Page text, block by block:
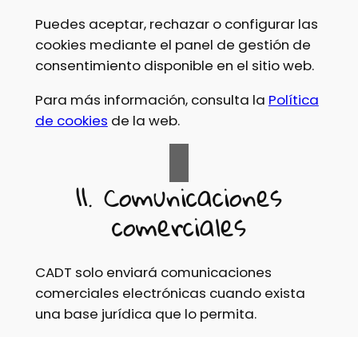
Puedes aceptar, rechazar o configurar las
cookies mediante el panel de gestión de
consentimiento disponible en el sitio web.
Para más información, consulta la Política
de cookies de la web.
11. Comunicaciones
comerciales
CADT solo enviará comunicaciones
comerciales electrónicas cuando exista
una base jurídica que lo permita.